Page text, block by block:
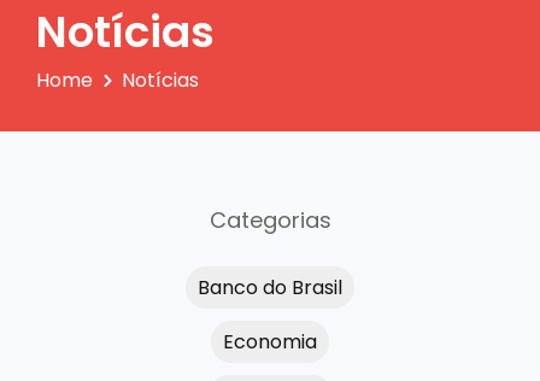
Notícias
Home Notícias
Categorias
Banco do Brasil
Economia